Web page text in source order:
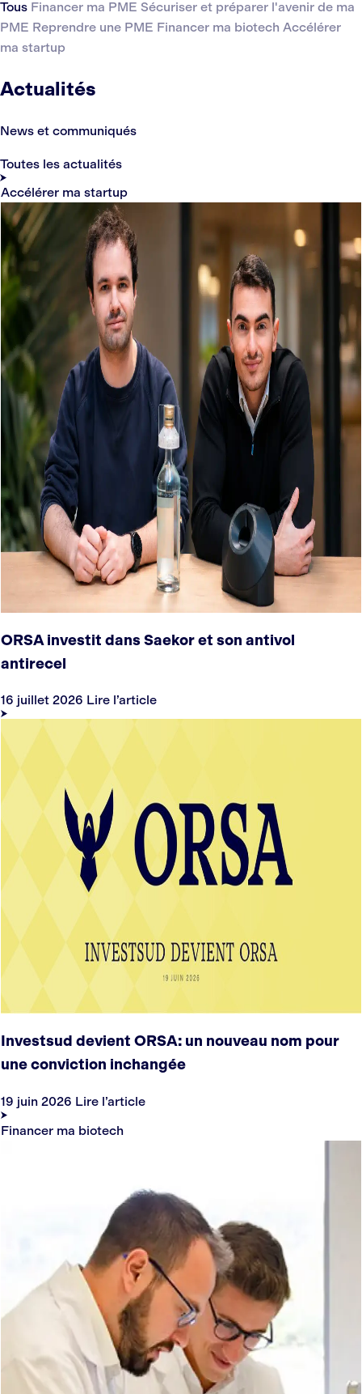
Tous Financer ma PME Sécuriser et préparer l'avenir de ma
PME Reprendre une PME Financer ma biotech Accélérer
ma startup
Actualités
News et communiqués
Toutes les actualités
Accélérer ma startup
ORSA investit dans Saekor et son antivol
antirecel
16 juillet 2026 Lire l’article
Investsud devient ORSA: un nouveau nom pour
une conviction inchangée
19 juin 2026 Lire l’article
Financer ma biotech